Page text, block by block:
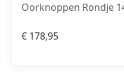
Oorknoppen Rondje
€ 178,95